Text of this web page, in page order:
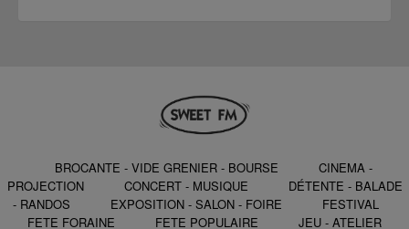
BROCANTE - VIDE GRENIER - BOURSE
CINEMA -
PROJECTION
CONCERT - MUSIQUE
DÉTENTE - BALADE
- RANDOS
EXPOSITION - SALON - FOIRE
FESTIVAL
FETE FORAINE
FETE POPULAIRE JEU - ATELIER